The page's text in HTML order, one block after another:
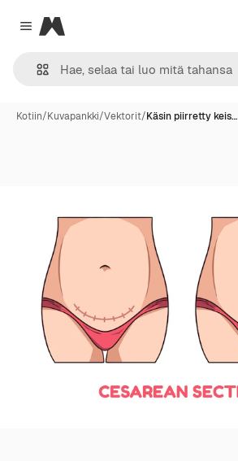
Close menu
Magnific
Kotiin/Kuvapankki/Vektorit/Käsin piirretty keis…